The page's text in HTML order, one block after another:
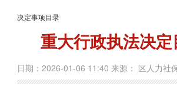
决定事项目录
重大行政执法决
日期：2026-01-06 11:40 来源： 区人力社